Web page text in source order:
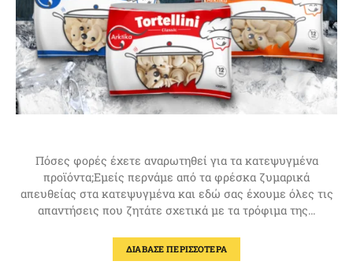
Πόσες φορές έχετε αναρωτηθεί για τα κατεψυγμένα
προϊόντα;Εμείς περνάμε από τα φρέσκα ζυμαρικά
απευθείας στα κατεψυγμένα και εδώ σας έχουμε όλες τις
απαντήσεις που ζητάτε σχετικά με τα τρόφιμα της…
ΔΙΑΒΑΣΕ ΠΕΡΙΣΣΟΤΕΡΑ